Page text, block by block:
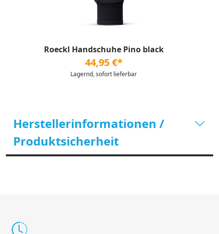
Roeckl Handschuhe Pino black
44,95 €*
Lagernd, sofort lieferbar
Herstellerinformationen /
Produktsicherheit